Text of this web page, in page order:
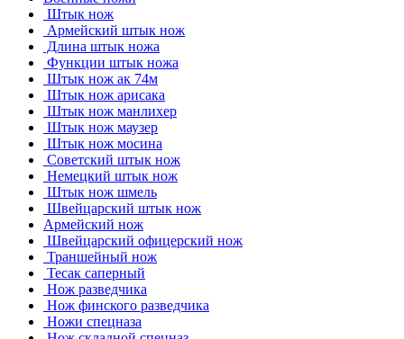
Штык нож
Армейский штык нож
Длина штык ножа
Функции штык ножа
Штык нож ак 74м
Штык нож арисака
Штык нож манлихер
Штык нож маузер
Штык нож мосина
Советский штык нож
Немецкий штык нож
Штык нож шмель
Швейцарский штык нож
Армейский нож
Швейцарский офицерский нож
Траншейный нож
Тесак саперный
Нож разведчика
Нож финского разведчика
Ножи спецназа